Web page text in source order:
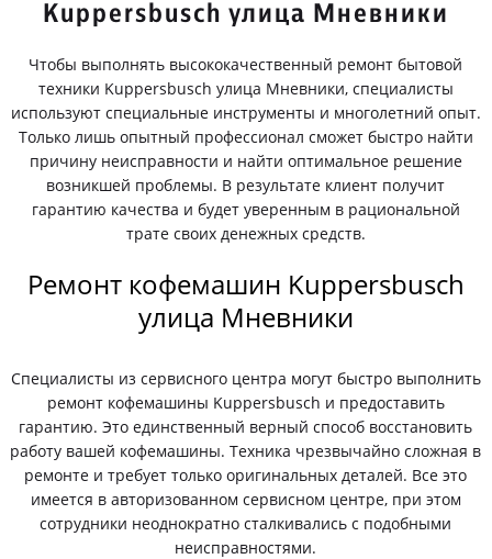
Kuppersbusch улица Мневники
Чтобы выполнять высококачественный ремонт бытовой
техники Kuppersbusch улица Мневники, специалисты
используют специальные инструменты и многолетний опыт.
Только лишь опытный профессионал сможет быстро найти
причину неисправности и найти оптимальное решение
возникшей проблемы. В результате клиент получит
гарантию качества и будет уверенным в рациональной
трате своих денежных средств.
Ремонт кофемашин Kuppersbusch
улица Мневники
Специалисты из сервисного центра могут быстро выполнить
ремонт кофемашины Kuppersbusch и предоставить
гарантию. Это единственный верный способ восстановить
работу вашей кофемашины. Техника чрезвычайно сложная в
ремонте и требует только оригинальных деталей. Все это
имеется в авторизованном сервисном центре, при этом
сотрудники неоднократно сталкивались с подобными
неисправностями.